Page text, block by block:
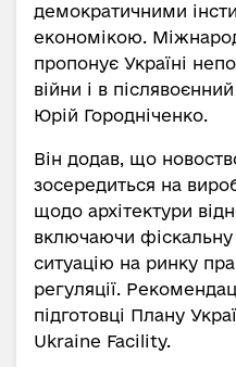
демократичними
економікою.
пропонує Україні
війни і в
Юрій Городніченко.
Він додав, що
зосередиться на
щодо архітектури
включаючи фіскальну
ситуацію на ринку
регуляції.
підготовці Плану
Ukraine Facility.